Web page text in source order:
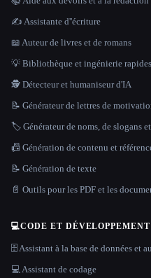
✍️ Assistante d''écriture
📖 Auteur de livres et de romans
💡 Bibliothèque et ingénierie rapides
🕵️ Détecteur et humaniseur d'IA
📝 Générateur de lettres de
🏷️ Générateur de noms, de slogans
📠 Génération de contenu et
📝 Génération de texte
📄 Outils pour les PDF et les
💻CODE ET DÉVELOPPEMENT
🗄️ Assistant à la base de données et
💻 Assistant de codage